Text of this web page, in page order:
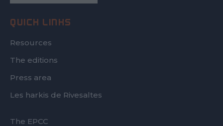
QUICK LINKS
Resources
The editions
Press area
Les harkis de Rivesaltes
FOOTER
The EPCC